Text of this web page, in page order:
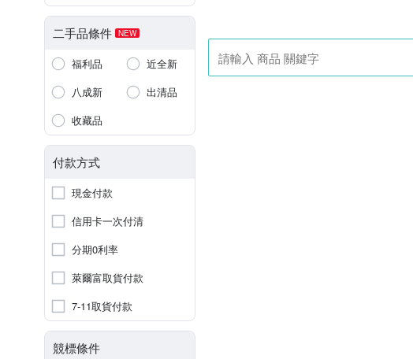
二手品條件 NEW
福利品
近全新
八成新
出清品
收藏品
付款方式
現金付款
信用卡一次付清
分期0利率
萊爾富取貨付款
7-11取貨付款
競標條件